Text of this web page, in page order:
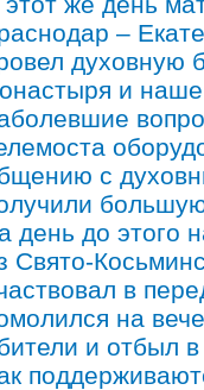
–
духовную
и
с
день до этого
Свято-
в
на
и отбыл